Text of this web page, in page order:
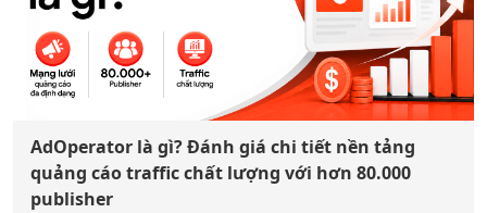
AdOperator là gì? Đánh giá chi tiết nền tảng
quảng cáo traffic chất lượng với hơn 80.000
publisher